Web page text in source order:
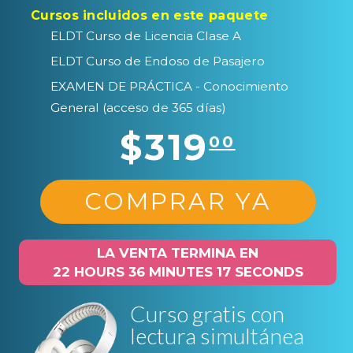
Cursos incluidos en este paquete
ELDT Curso de Licencia Clase A
ELDT Curso de Endoso de Pasajero
EXAMEN DE PRÁCTICA - Conocimiento
General (acceso de 365 días)
$31900
COMPRAR YA
LA VENTA TERMINA EN
22 HOURS 36 MINUTES 16 SECONDS
Curso gratis con
lectura simultánea